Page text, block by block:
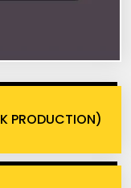
PRODUCTION)